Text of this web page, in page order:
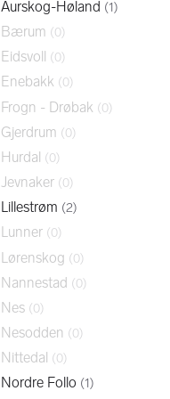
Aurskog-Høland (1)
Bærum (0)
Eidsvoll (0)
Enebakk (0)
Frogn - Drøbak (0)
Gjerdrum (0)
Hurdal (0)
Jevnaker (0)
Lillestrøm (2)
Lunner (0)
Lørenskog (0)
Nannestad (0)
Nes (0)
Nesodden (0)
Nittedal (0)
Nordre Follo (1)